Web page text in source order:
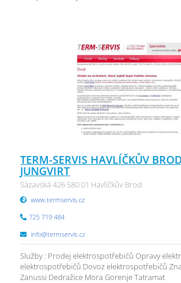
TERM-SERVIS HAVLÍČKŮV
JUNGVIRT
Sázavská 426 580 01 Havlíčkův Brod
www.termservis.cz
725 719 484
info@termservis.cz
Služby : Prodej elektrospotřebičů Opravy
elektrospotřebičů Dovoz elektrospotřebičů
Zanussi Dedražice Mora Gorenje Tatramat